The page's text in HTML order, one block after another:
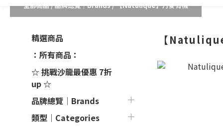
全部商品/品牌總覽｜Brands/【Natulique】丹麥有機
精選商品
：所有商品：
☆ 挑戰沙龍最優惠 7折
up ☆
品牌總覽｜Brands
類型｜Categories
【